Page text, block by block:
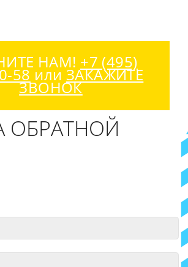
НАМ! +7 (495)
58 или ЗАКАЖИТЕ
ЗВОНОК
ОБРАТНОЙ